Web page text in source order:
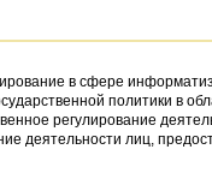
в сфере
политики в
регулирование
деятельности лиц,